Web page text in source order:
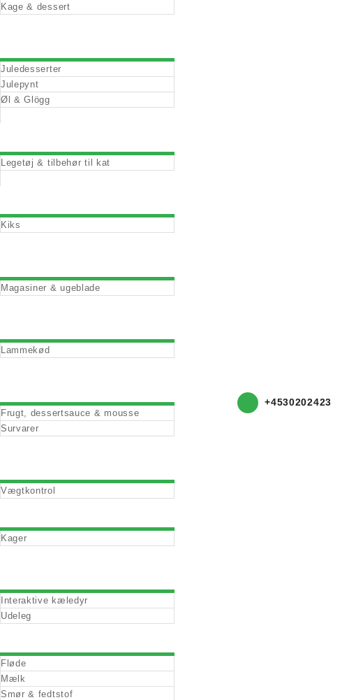
Kage & dessert
Juledesserter
Julepynt
Øl & Glögg
Legetøj & tilbehør til kat
Kiks
Magasiner & ugeblade
Lammekød
Frugt, dessertsauce & mousse
Survarer
Vægtkontrol
Kager
Interaktive kæledyr
Udeleg
Fløde
Mælk
Smør & fedtstof
+4530202423